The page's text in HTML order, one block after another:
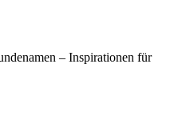
– Inspirationen für